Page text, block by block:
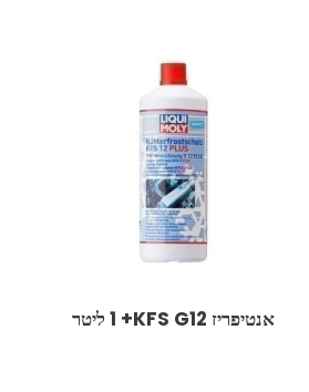
אנטיפריז KFS G12+ ‏1 ליטר